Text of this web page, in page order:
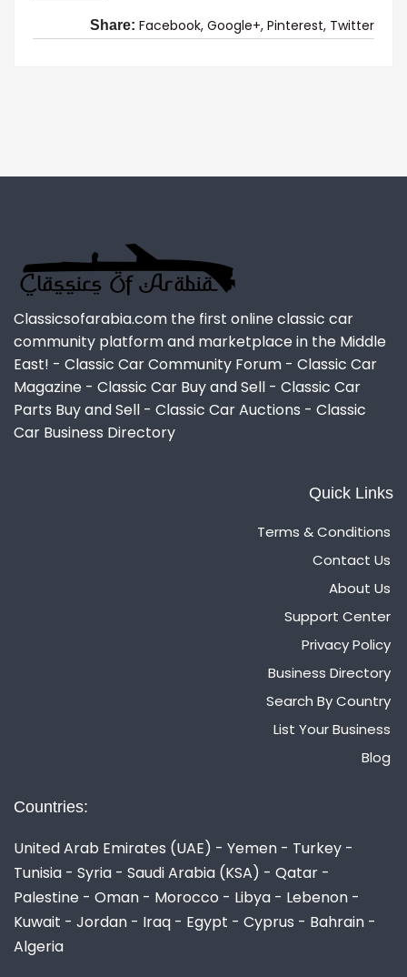
Share: Facebook, Google+, Pinterest, Twitter
Classicsofarabia.com the first online classic car
community platform and marketplace in the Middle
East! - Classic Car Community Forum - Classic Car
Magazine - Classic Car Buy and Sell - Classic Car
Parts Buy and Sell - Classic Car Auctions - Classic
Car Business Directory
Quick Links
Terms & Conditions
Contact Us
About Us
Support Center
Privacy Policy
Business Directory
Search By Country
List Your Business
Blog
Countries:
United Arab Emirates (UAE) - Yemen - Turkey -
Tunisia - Syria - Saudi Arabia (KSA) - Qatar -
Palestine - Oman - Morocco - Libya - Lebenon -
Kuwait - Jordan - Iraq - Egypt - Cyprus - Bahrain -
Algeria